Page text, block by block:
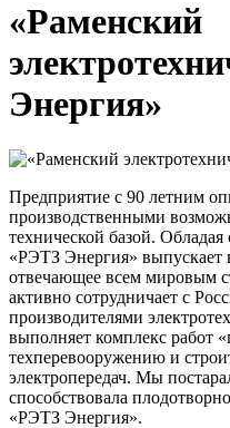
«Раменский
Энергия»
Предприятие с 90 летним
производственными
технической базой.
«РЭТЗ Энергия» выпускает
отвечающее всем мировым
активно сотрудничает с
производителями
выполняет комплекс работ
техперевооружению и
электропередач. Мы
способствовала
«РЭТЗ Энергия».